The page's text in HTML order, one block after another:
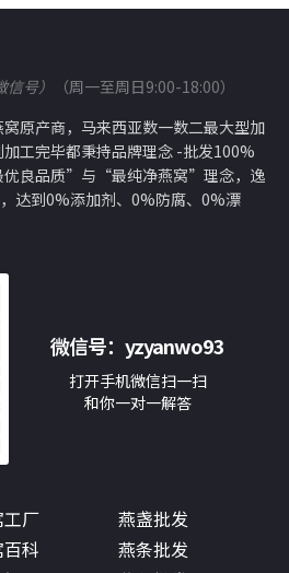
号）
（周一至周日9:00-18:00）
原产商，马来西亚数一数二最大型加
工完毕都秉持品牌理念 -批发100%
优良品质”与“最纯净燕窝”理念，逸
达到0%添加剂、0%防腐、0%漂
微信号：yzyanwo93
打开手机微信扫一扫
和你一对一解答
厂
科
燕盏批发
燕条批发